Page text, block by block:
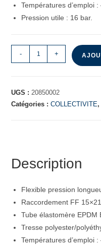
Températures d’emploi :
Pression utile : 16 bar.
- +
UGS :20850002
Catégories :COLLECTIVITE
Description
Flexible pression
Raccordement FF 15×21.
Tube élastomère EPDM
Tresse polyester/
Températures d’emploi :